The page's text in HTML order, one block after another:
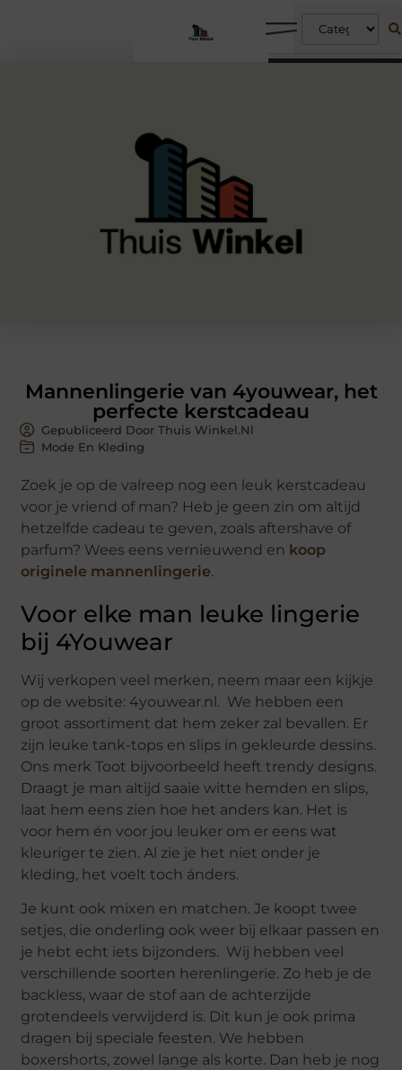
Mannenlingerie van 4youwear, het
perfecte kerstcadeau
Gepubliceerd Door Thuis Winkel.nl
Mode En Kleding
Zoek je op de valreep nog een leuk kerstcadeau
voor je vriend of man? Heb je geen zin om altijd
hetzelfde cadeau te geven, zoals aftershave of
parfum? Wees eens vernieuwend en koop
originele mannenlingerie.
Voor elke man leuke lingerie
bij 4Youwear
Wij verkopen veel merken, neem maar een kijkje
op de website: 4youwear.nl. We hebben een
groot assortiment dat hem zeker zal bevallen. Er
zijn leuke tank-tops en slips in gekleurde dessins.
Ons merk Toot bijvoorbeeld heeft trendy designs.
Draagt je man altijd saaie witte hemden en slips,
laat hem eens zien hoe het anders kan. Het is
voor hem én voor jou leuker om er eens wat
kleuriger te zien. Al zie je het niet onder je
kleding, het voelt toch ánders.
Je kunt ook mixen en matchen. Je koopt twee
setjes, die onderling ook weer bij elkaar passen en
je hebt echt iets bijzonders. Wij hebben veel
verschillende soorten herenlingerie. Zo heb je de
backless, waar de stof aan de achterzijde
grotendeels verwijderd is. Dit kun je ook prima
dragen bij speciale feesten. We hebben
boxershorts, zowel lange als korte. Dan heb je nog